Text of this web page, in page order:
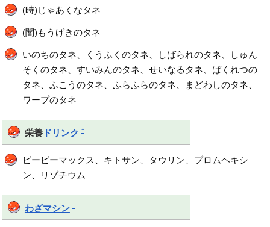
(時)じゃあくなタネ
(闇)もうげきのタネ
いのちのタネ、くうふくのタネ、しばられのタネ、しゅん
そくのタネ、すいみんのタネ、せいなるタネ、ばくれつの
タネ、ふこうのタネ、ふらふらのタネ、まどわしのタネ、
ワープのタネ
栄養ドリンク †
ピーピーマックス、キトサン、タウリン、ブロムヘキシ
ン、リゾチウム
わざマシン †